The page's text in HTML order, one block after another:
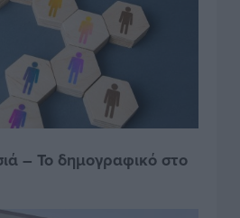
– Το δημογραφικό στο